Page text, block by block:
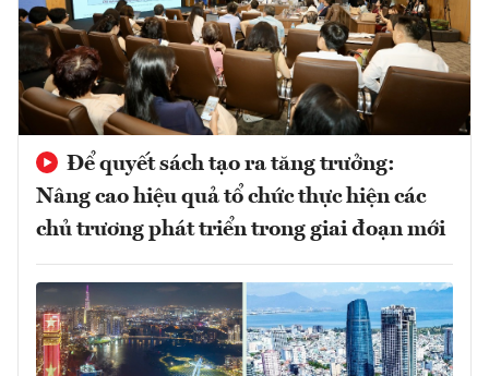
Để quyết sách tạo ra tăng trưởng:
Nâng cao hiệu quả tổ chức thực hiện các
chủ trương phát triển trong giai đoạn mới